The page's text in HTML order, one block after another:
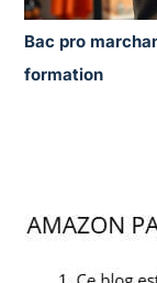
Bac pro
formation